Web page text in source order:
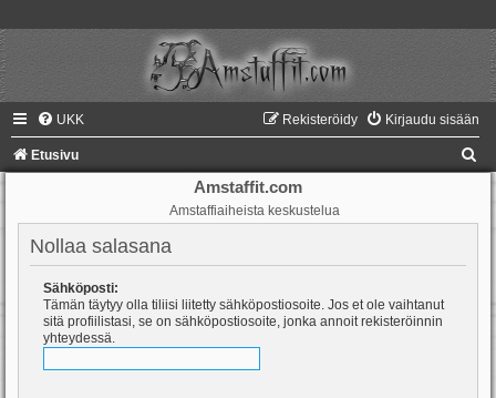
UKK Kirjaudu sisään
Rekisteröidy
Etusivu
Amstaffit.com
Amstaffiaiheista keskustelua
Nollaa salasana
Sähköposti:
Tämän täytyy olla tiliisi liitetty sähköpostiosoite. Jos et ole vaihtanut
sitä profiilistasi, se on sähköpostiosoite, jonka annoit rekisteröinnin
yhteydessä.